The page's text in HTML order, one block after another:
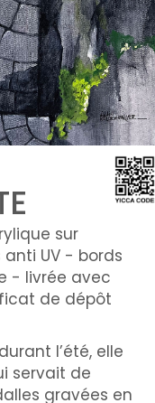
sur
UV - bords
- livrée avec
de dépôt
l’été, elle
servait de
gravées en